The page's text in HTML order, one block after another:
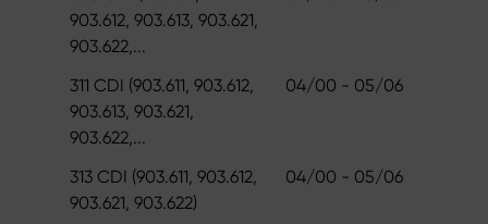
903.612, 903.613, 903.621,
903.622,...
311 CDI (903.611, 903.612,
903.613, 903.621,
903.622,...
04/00 - 05/06
313 CDI (903.611, 903.612,
903.621, 903.622)
04/00 - 05/06